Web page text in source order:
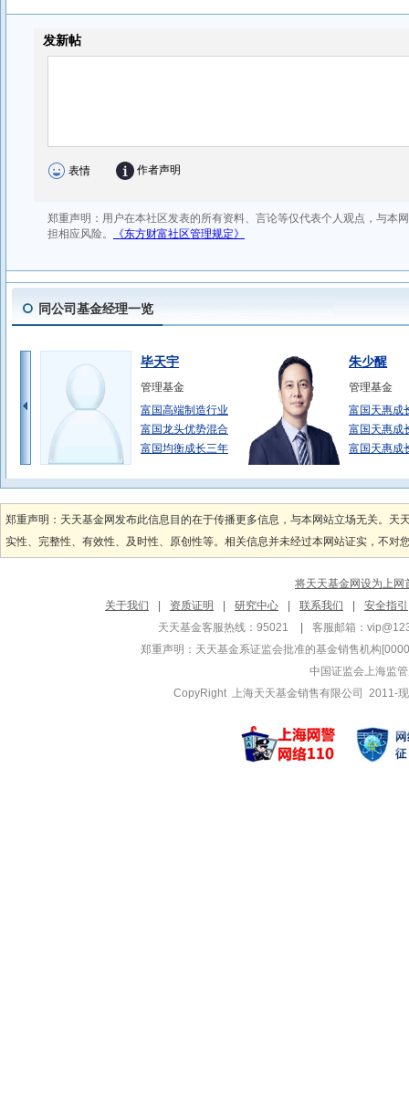
同公司基金经理一览
毕天宇
管理基金
富国高端制造行业
富国龙头优势混合
富国均衡成长三年
朱少醒
管理基金
富国天惠成
富国天惠成
富国天惠成
蒲世林
管理基金
富国城镇发展股票
富国均衡策略混合
王保合
管理基金
富国中证银
富国中证全
管理基金
富国中证军工指数
管理基金
富国稳健增
富国稳健增
管理基金
富国利享回
郑重声明：天天基金网发布此信息目的在于传播更多信息，与本网站立场无关。
实性、完整性、有效性、及时性、原创性等。相关信息并未经过本网站证实，不
将天天基金网设为上网
关于我们
资质证明 研究中心 联系我们
安全指引
天天基金客服热线：95021
客服邮箱：
郑重声明： 天天基金系证监会批准的基金销售机构
中国证监会上海监
CopyRight 上海天天基金销售有限公司 2011-